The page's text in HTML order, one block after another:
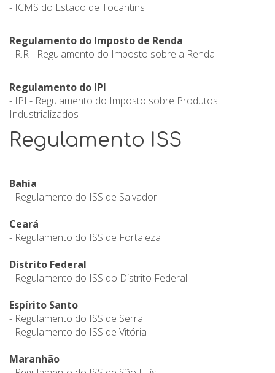
- ICMS do Estado de Tocantins
Regulamento do Imposto de Renda
- R.R - Regulamento do Imposto sobre a Renda
Regulamento do IPI
- IPI - Regulamento do Imposto sobre Produtos
Industrializados
Regulamento ISS
Bahia
- Regulamento do ISS de Salvador
Ceará
- Regulamento do ISS de Fortaleza
Distrito Federal
- Regulamento do ISS do Distrito Federal
Espírito Santo
- Regulamento do ISS de Serra
- Regulamento do ISS de Vitória
Maranhão